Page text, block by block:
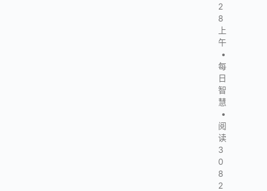
2
8
上
午
•
每
日
智
慧
•
阅
读
3
0
8
2